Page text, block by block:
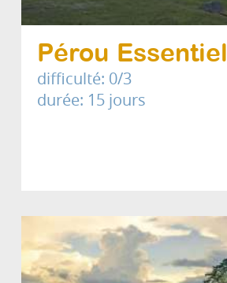
Pérou Essentiel
difficulté: 0/3
durée: 15 jours